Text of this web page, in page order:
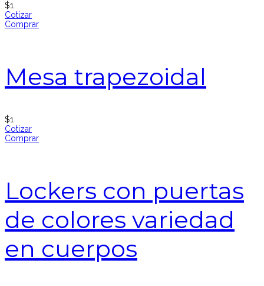
$1
Cotizar
Comprar
Mesa trapezoidal
$1
Cotizar
Comprar
Lockers con puertas
de colores variedad
en cuerpos